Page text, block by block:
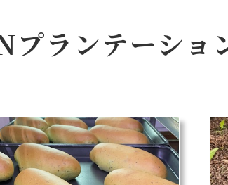
プランテーショ